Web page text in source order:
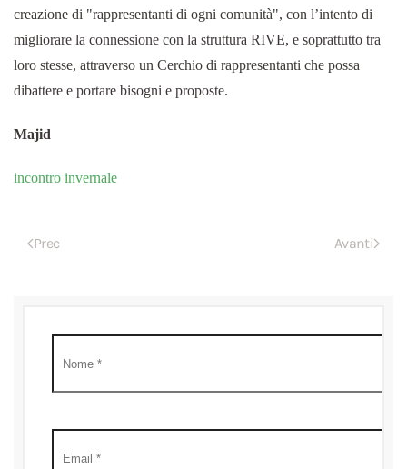
creazione di "rappresentanti di ogni comunità", con l’intento di
migliorare la connessione con la struttura RIVE, e soprattutto tra
loro stesse, attraverso un Cerchio di rappresentanti che possa
dibattere e portare bisogni e proposte.
Majid
incontro invernale
Prec Avanti